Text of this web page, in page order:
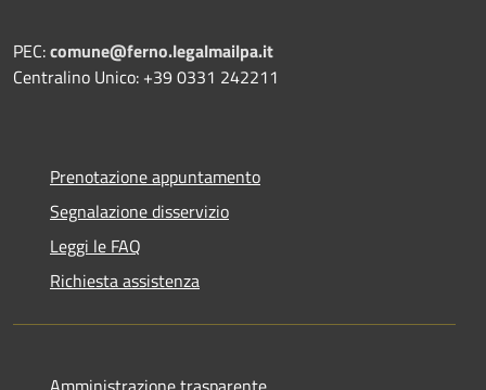
PEC:comune@ferno.legalmailpa.it
Centralino Unico: +39 0331 242211
Prenotazione appuntamento
Segnalazione disservizio
Leggi le FAQ
Richiesta assistenza